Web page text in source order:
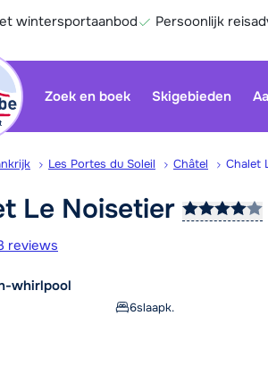
wintersportaanbod Persoonlijk
Zoek en boek Skigebieden
Les Portes du Soleil Châtel Chalet
Le Noisetier
reviews
whirlpool
6slaapk.